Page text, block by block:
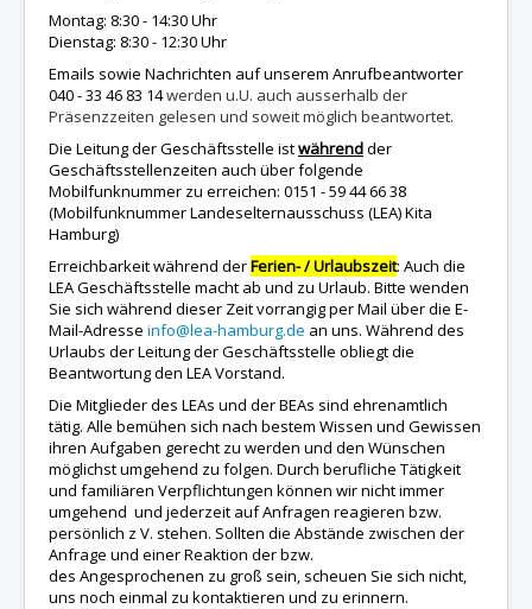
Montag: 8:30 - 14:30 Uhr
Dienstag: 8:30 - 12:30 Uhr
Emails sowie Nachrichten auf unserem Anrufbeantworter
040 - 33 46 83 14werden u.U. auch ausserhalb der
Präsenzzeiten gelesen und soweit möglich beantwortet.
Die Leitung der Geschäftsstelle istwährendder
Geschäftsstellenzeiten auch über folgende
Mobilfunknummer zu erreichen: 0151 - 59 44 66 38
(Mobilfunknummer Landeselternausschuss (LEA) Kita
Hamburg)
Erreichbarkeit während derFerien- / Urlaubszeit: Auch die
LEA Geschäftsstelle macht ab und zu Urlaub. Bitte wenden
Sie sich während dieser Zeit vorrangig per Mail über die E-
Mail-Adresse info@lea-hamburg.de an uns. Während des
Urlaubs der Leitung der Geschäftsstelle obliegt die
Beantwortung den LEA Vorstand.
Die Mitglieder des LEAs und der BEAs sind ehrenamtlich
tätig. Alle bemühen sich nach bestem Wissen und Gewissen
ihren Aufgaben gerecht zu werden und den Wünschen
möglichst umgehend zu folgen. Durch berufliche Tätigkeit
und familiären Verpflichtungen können wir nicht immer
umgehend und jederzeit auf Anfragen reagieren bzw.
persönlich z V. stehen. Sollten die Abstände zwischen der
Anfrage und einer Reaktion der bzw.
des Angesprochenen zu groß sein, scheuen Sie sich nicht,
uns noch einmal zu kontaktieren und zu erinnern.